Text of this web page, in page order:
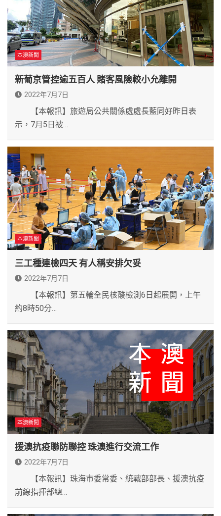
本澳新聞
新葡京管控逾五百人 賭客風險較小允離開
2022年7月7日
【本報訊】旅遊局公共關係處處長藍同好昨日表
示，7月5日被…
本澳新聞
三工種連檢四天 有人稱安排欠妥
2022年7月7日
【本報訊】第五輪全民核酸檢測6日起展開，上午
約8時50分…
本澳新聞
援澳抗疫聯防聯控 珠澳進行交流工作
2022年7月7日
【本報訊】珠海市委常委、統戰部部長、援澳抗疫
前線指揮部總…